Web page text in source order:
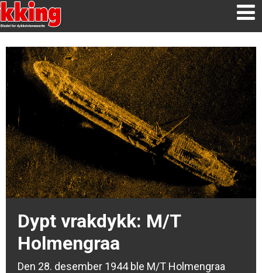
Dypt vrakdykk: M/T
Holmengraa
Den 28. desember 1944 ble M/T Holmengraa